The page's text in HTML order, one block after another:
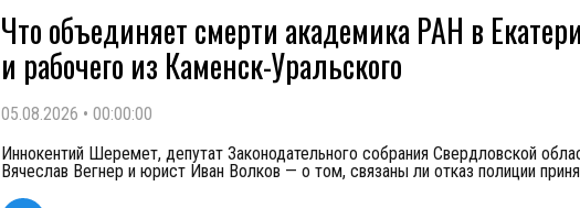
Что объединяет смерти академика РАН в
и рабочего из Каменск-Уральского
05.08.2026 • 00:00:00
Иннокентий Шеремет, депутат Законодательного собрания Свердловской
Вячеслав Вегнер и юрист Иван Волков — о том, связаны ли отказ полиции приня